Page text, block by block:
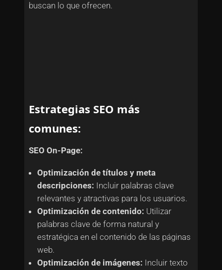
buscan lo que ofrecen.
Estrategias SEO más
comunes:
SEO On-Page:
Optimización de títulos y meta
descripciones: Incluir palabras clave
relevantes y atractivas para los usuarios.
Optimización de contenido: Utilizar
palabras clave de forma natural y
estratégica en el contenido de las páginas
web.
Optimización de imágenes: Incluir texto